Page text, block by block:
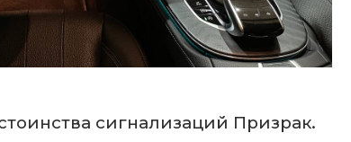
сигнализаций Призрак.